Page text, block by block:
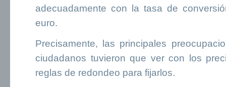
adecuadamente con la tasa de
euro.
Precisamente, las principales
ciudadanos tuvieron que ver con los
reglas de redondeo para fijarlos.